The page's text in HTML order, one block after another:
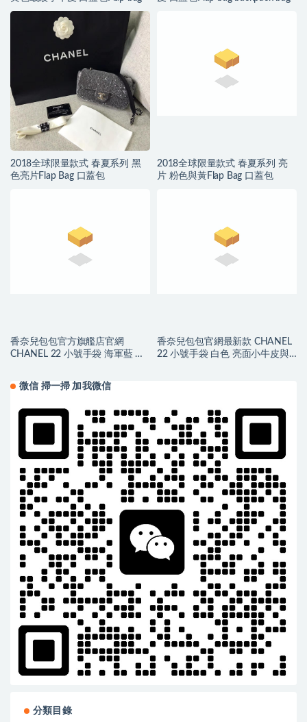
2018全球限量款式 春夏系列 黑
色亮片Flap Bag 口蓋包
2018全球限量款式 春夏系列 亮
片 粉色與黃Flap Bag 口蓋包
香奈兒包包官方旗艦店官網
CHANEL 22 小號手袋 海軍藍 小
香奈兒包包官網最新款 CHANEL
22 小號手袋 白色 亮面小牛皮與
微信 掃一掃 加我微信
分類目錄